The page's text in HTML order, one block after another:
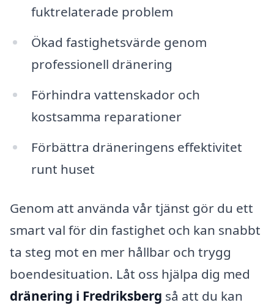
fuktrelaterade problem
Ökad fastighetsvärde genom
professionell dränering
Förhindra vattenskador och
kostsamma reparationer
Förbättra dräneringens effektivitet
runt huset
Genom att använda vår tjänst gör du ett
smart val för din fastighet och kan snabbt
ta steg mot en mer hållbar och trygg
boendesituation. Låt oss hjälpa dig med
dränering i Fredriksberg så att du kan